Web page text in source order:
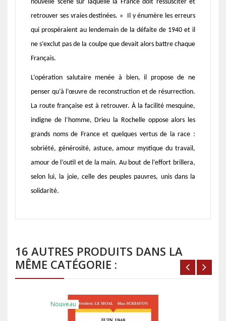
nouvelle scène sur laquelle la France doit ressusciter et
retrouver ses vraies destinées. »
Il y énumère leserreurs
qui prospéraient au lendemain de la défaite de 1940 et il
ne s’exclut pas de la coulpe que devait alors battre chaque
Français.
L’opération salutaire menée à bien, il propose de ne
penser qu’à l’œuvre de reconstruction et de résurrection.
La route française est à retrouver. À la facilité mesquine,
indigne de l’homme, Drieu la Rochelle oppose alors les
grands noms de France et quelques vertus de la race :
sobriété, générosité, astuce, amour mystique du travail,
amour de l’outil et de la main. Au bout de l’effort brillera,
selon lui, la joie, celle des peuples pauvres, unis dans la
solidarité.
16 AUTRES PRODUITS DANS LA
MÊME CATÉGORIE :
Nouveau